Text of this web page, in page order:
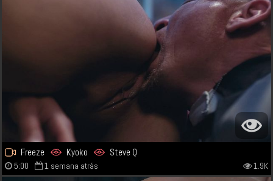
Freeze Kyoko Steve Q
5:00 1 semana atrás 1.9K